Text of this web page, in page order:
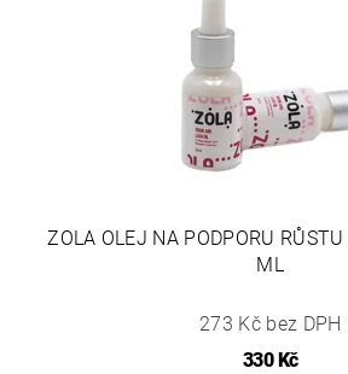
ZOLA OLEJ NA PODPORU
ML
273 Kč bez DPH
330 Kč